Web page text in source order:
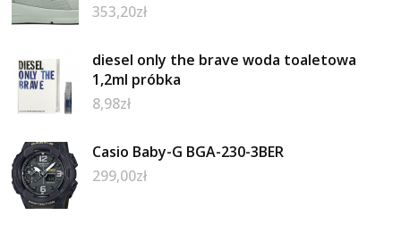
353,20zł
diesel only the brave woda toaletowa
1,2ml próbka
8,98zł
Casio Baby-G BGA-230-3BER
299,00zł